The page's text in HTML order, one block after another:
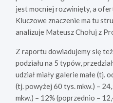
jest mocniej rozwinięty, a
Kluczowe znaczenie ma tu
analizuje Mateusz Chołuj z
Z raportu dowiadujemy się
podziału na 5 typów,
udział miały galerie małe (tj.
(tj. powyżej 60 tys. mkw.) –
mkw.) – 12% (poprzednio –